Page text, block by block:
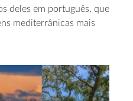
deles em português, que
mediterrânicas mais